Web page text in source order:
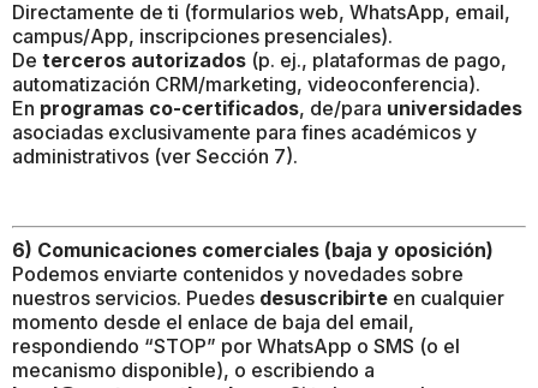
Directamente de ti (formularios web, WhatsApp, email,
campus/App, inscripciones presenciales).
De terceros autorizados (p. ej., plataformas de pago,
automatización CRM/marketing, videoconferencia).
En programas co-certificados, de/para universidades
asociadas exclusivamente para fines académicos y
administrativos (ver Sección 7).
6) Comunicaciones comerciales (baja y oposición)
Podemos enviarte contenidos y novedades sobre
nuestros servicios. Puedes desuscribirte en cualquier
momento desde el enlace de baja del email,
respondiendo “STOP” por WhatsApp o SMS (o el
mecanismo disponible), o escribiendo a